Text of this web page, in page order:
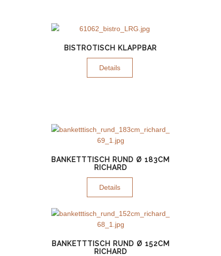
BISTROTISCH KLAPPBAR
Details
BANKETTTISCH RUND Ø 183CM
RICHARD
Details
BANKETTTISCH RUND Ø 152CM
RICHARD